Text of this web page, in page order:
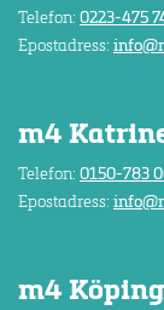
Telefon: 0223-475
Epostadress:
m4
Telefon: 0150-783
Epostadress:
m4 Köping